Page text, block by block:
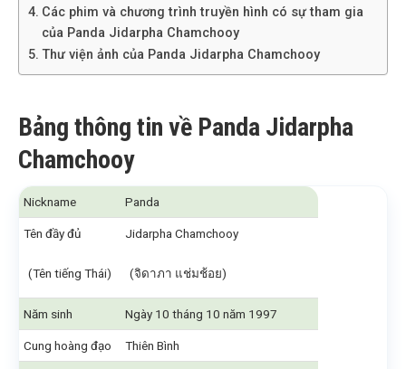
Các phim và chương trình truyền hình có sự tham gia
của Panda Jidarpha Chamchooy
Thư viện ảnh của Panda Jidarpha Chamchooy
Bảng thông tin về Panda Jidarpha
Chamchooy
Nickname Panda
Tên đầy đủ
(Tên tiếng Thái)
Jidarpha Chamchooy
(จิดาภา แช่มช้อย)
Năm sinh Ngày 10 tháng 10 năm 1997
Cung hoàng đạo Thiên Bình